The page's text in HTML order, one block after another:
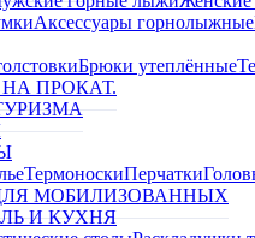
Аксессуары горнолыжные
Брюки утеплённые
ПРОКАТ.
ТермоноскиПерчатки
МОБИЛИЗОВАННЫХ
И КУХНЯ